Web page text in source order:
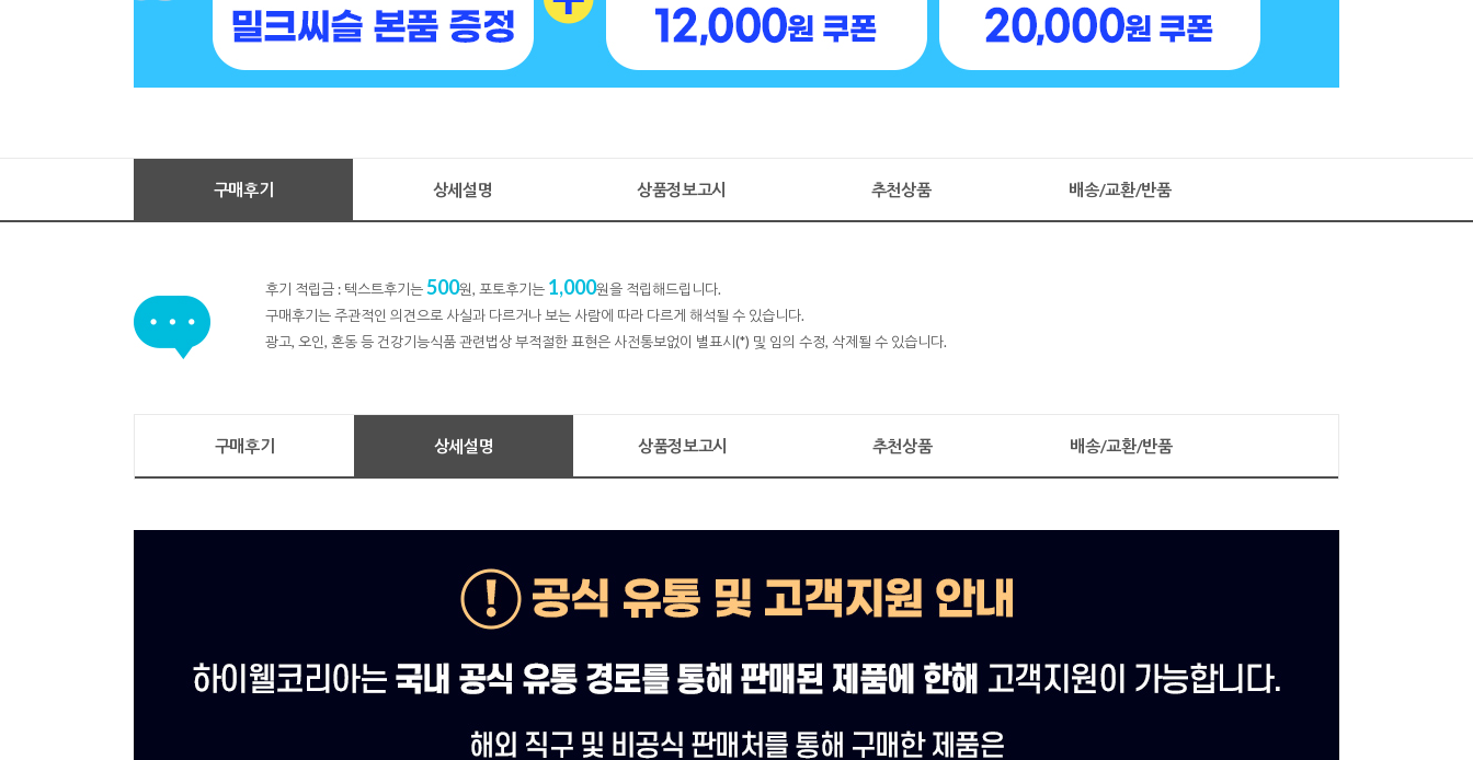
구매후기 상세설명 상품정보고시 추천상품 배송/교환/반품
후기 적립금 : 텍스트후기는500원, 포토후기는 1,000원을 적립해드립니다.
구매후기는 주관적인 의견으로 사실과 다르거나 보는 사람에 따라 다르게 해석될 수 있습니다.
광고, 오인, 혼동 등 건강기능식품 관련법상 부적절한 표현은 사전통보없이 별표시(*) 및 임의 수정, 삭제될 수 있습니다.
구매후기 상세설명 상품정보고시 추천상품 배송/교환/반품